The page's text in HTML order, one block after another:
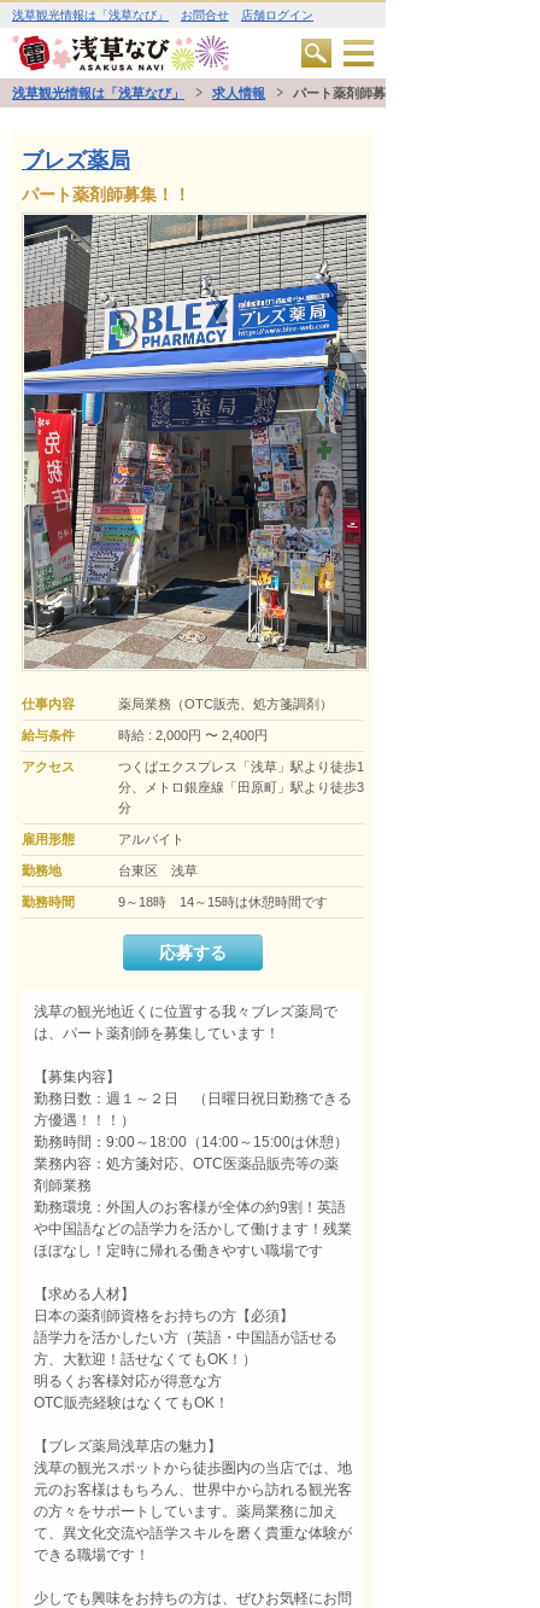
浅草観光情報は「浅草なび」 お問合せ 店舗ログイン
浅草観光情報は「浅草なび」 求人情報 パート薬剤師募集！！
ブレズ薬局
パート薬剤師募集！！
仕事内容 薬局業務（OTC販売、処方箋調剤）
給与条件 時給 : 2,000円 〜 2,400円
アクセス
つくばエクスプレス「浅草」駅より徒歩1
分、メトロ銀座線「田原町」駅より徒歩3
分
雇用形態 アルバイト
勤務地 台東区 浅草
勤務時間 9～18時 14～15時は休憩時間です
応募する
浅草の観光地近くに位置する我々ブレズ薬局で
は、パート薬剤師を募集しています！
【募集内容】
勤務日数：週１～２日　（日曜日祝日勤務できる
方優遇！！！）
勤務時間：9:00～18:00（14:00～15:00は休憩）
業務内容：処方箋対応、OTC医薬品販売等の薬
剤師業務
勤務環境：外国人のお客様が全体の約9割！英語
や中国語などの語学力を活かして働けます！残業
ほぼなし！定時に帰れる働きやすい職場です
【求める人材】
日本の薬剤師資格をお持ちの方【必須】
語学力を活かしたい方（英語・中国語が話せる
方、大歓迎！話せなくてもOK！）
明るくお客様対応が得意な方
OTC販売経験はなくてもOK！
【ブレズ薬局浅草店の魅力】
浅草の観光スポットから徒歩圏内の当店では、地
元のお客様はもちろん、世界中から訪れる観光客
の方々をサポートしています。薬局業務に加え
て、異文化交流や語学スキルを磨く貴重な体験が
できる職場です！
少しでも興味をお持ちの方は、ぜひお気軽にお問